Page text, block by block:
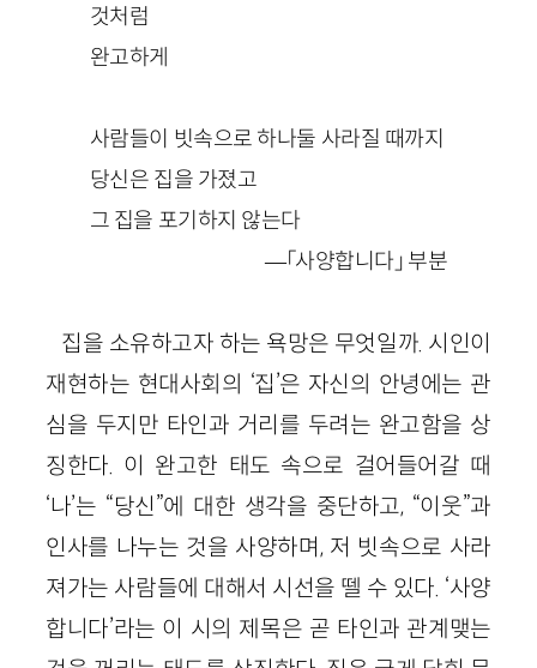
것처럼
완고하게
사람들이 빗속으로 하나둘 사라질 때까지
당신은 집을 가졌고
그 집을 포기하지 않는다
—「사양합니다」 부분
집을 소유하고자 하는 욕망은 무엇일까. 시인이
재현하는 현대사회의 ‘집’은 자신의 안녕에는 관
심을 두지만 타인과 거리를 두려는 완고함을 상
징한다. 이 완고한 태도 속으로 걸어들어갈 때
‘나’는 “당신”에 대한 생각을 중단하고, “이웃”과
인사를 나누는 것을 사양하며, 저 빗속으로 사라
져가는 사람들에 대해서 시선을 뗄 수 있다. ‘사양
합니다’라는 이 시의 제목은 곧 타인과 관계맺는